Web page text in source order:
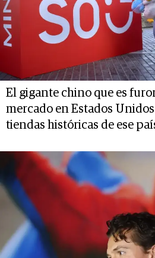
El gigante chino que es
mercado en Estados
tiendas históricas de ese